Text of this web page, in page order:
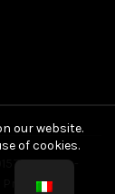
-
Privacy
our website.
of cookies.